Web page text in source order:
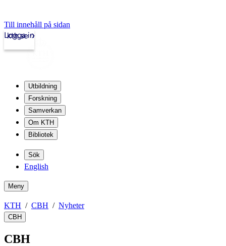
Till innehåll på sidan
kth.se
Logga in
Utbildning
Forskning
Samverkan
Om KTH
Bibliotek
Sök
English
Meny
KTH CBH Nyheter
CBH
CBH